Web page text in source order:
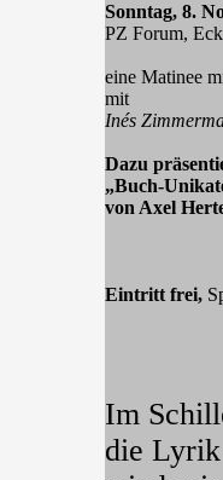
Sonntag, 8.
PZ Forum,
eine Matinee
mit
Inés
Dazu
„Buch-
von Axel
Eintritt frei,
Im
die